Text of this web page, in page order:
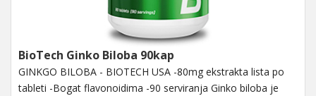
BioTech Ginko Biloba 90kap
GINKGO BILOBA - BIOTECH USA -80mg ekstrakta lista po
tableti -Bogat flavonoidima -90 serviranja Ginko biloba je